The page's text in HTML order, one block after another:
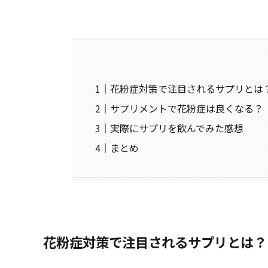
花粉症対策で注目されるサプリとは
サプリメントで花粉症は良くなる？
実際にサプリを飲んでみた感想
まとめ
花粉症対策で注目されるサプリとは？